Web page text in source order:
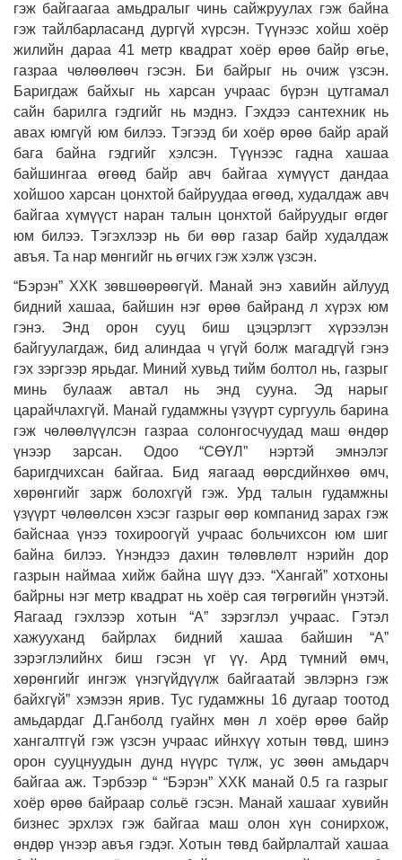
гэж байгаагаа амьдралыг чинь сайжруулах гэж байна
гэж тайлбарласанд дургүй хүрсэн. Түүнээс хойш хоёр
жилийн дараа 41 метр квадрат хоёр өрөө байр өгье,
газраа чөлөөлөөч гэсэн. Би байрыг нь очиж үзсэн.
Баригдаж байхыг нь харсан учраас бүрэн цутгамал
сайн барилга гэдгийг нь мэднэ. Гэхдээ сантехник нь
авах юмгүй юм билээ. Тэгээд би хоёр өрөө байр арай
бага байна гэдгийг хэлсэн. Түүнээс гадна хашаа
байшингаа өгөөд байр авч байгаа хүмүүст дандаа
хойшоо харсан цонхтой байруудаа өгөөд, худалдаж авч
байгаа хүмүүст наран талын цонхтой байруудыг өгдөг
юм билээ. Тэгэхлээр нь би өөр газар байр худалдаж
авъя. Та нар мөнгийг нь өгчих гэж хэлж үзсэн.
“Бэрэн” ХХК зөвшөөрөөгүй. Манай энэ хавийн айлууд
бидний хашаа, байшин нэг өрөө байранд л хүрэх юм
гэнэ. Энд орон сууц биш цэцэрлэгт хүрээлэн
байгуулагдаж, бид алиндаа ч үгүй болж магадгүй гэнэ
гэх зэргээр ярьдаг. Миний хувьд тийм болтол нь, газрыг
минь булааж автал нь энд сууна. Эд нарыг
царайчлахгүй. Манай гудамжны үзүүрт сургууль барина
гэж чөлөөлүүлсэн газраа солонгосчуудад маш өндөр
үнээр зарсан. Одоо “СӨҮЛ” нэртэй эмнэлэг
баригдчихсан байгаа. Бид яагаад өөрсдийнхөө өмч,
хөрөнгийг зарж болохгүй гэж. Урд талын гудамжны
үзүүрт чөлөөлсөн хэсэг газрыг өөр компанид зарах гэж
байснаа үнээ тохироогүй учраас больчихсон юм шиг
байна билээ. Үнэндээ дахин төлөвлөлт нэрийн дор
газрын наймаа хийж байна шүү дээ. “Хангай” хотхоны
байрны нэг метр квадрат нь хоёр сая төгрөгийн үнэтэй.
Яагаад гэхлээр хотын “А” зэрэглэл учраас. Гэтэл
хажууханд байрлах бидний хашаа байшин “А”
зэрэглэлийнх биш гэсэн үг үү. Ард түмний өмч,
хөрөнгийг ингэж үнэгүйдүүлж байгаатай эвлэрнэ гэж
байхгүй” хэмээн ярив. Тус гудамжны 16 дугаар тоотод
амьдардаг Д.Ганболд гуайнх мөн л хоёр өрөө байр
хангалтгүй гэж үзсэн учраас ийнхүү хотын төвд, шинэ
орон сууцнуудын дунд нүүрс түлж, ус зөөн амьдарч
байгаа аж. Тэрбээр “ “Бэрэн” ХХК манай 0.5 га газрыг
хоёр өрөө байраар сольё гэсэн. Манай хашааг хувийн
бизнес эрхлэх гэж байгаа маш олон хүн сонирхож,
өндөр үнээр авъя гэдэг. Хотын төвд байрлалтай хашаа